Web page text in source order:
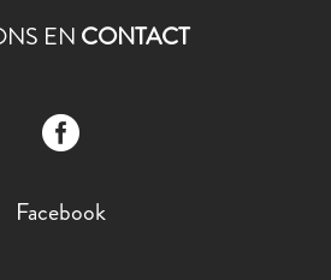
EN CONTACT

Facebook